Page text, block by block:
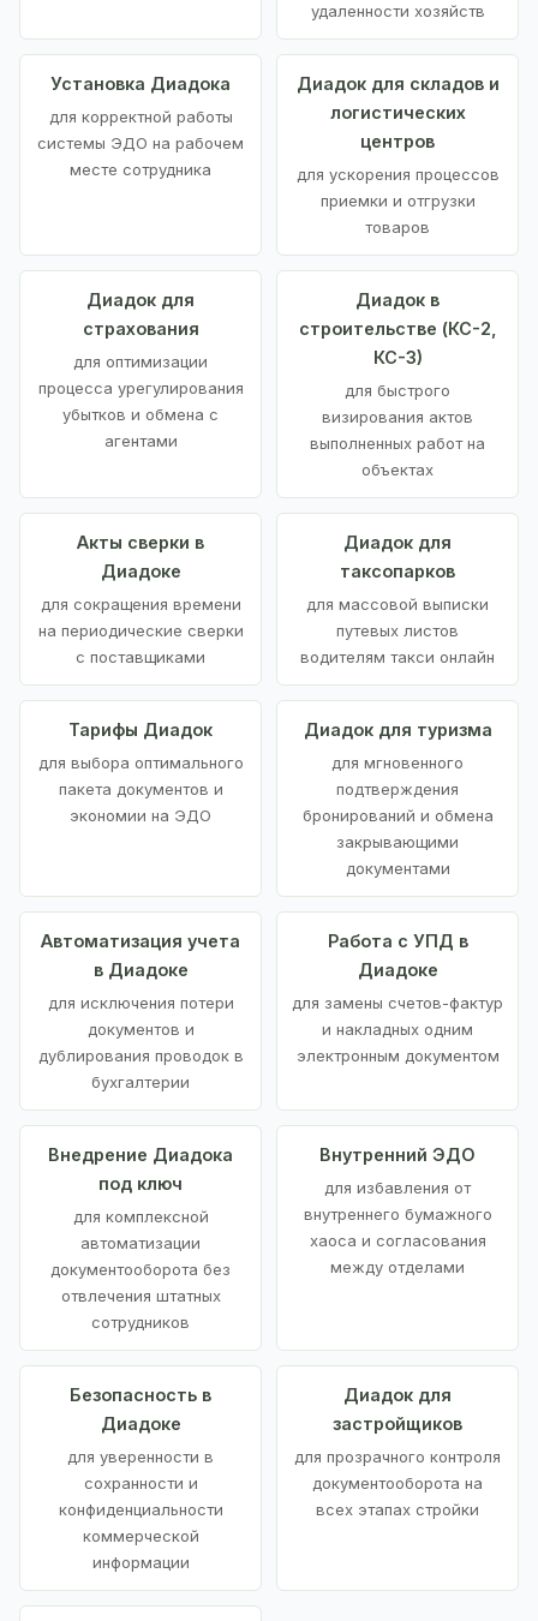
удаленности хозяйств
Установка Диадока
для корректной работы
системы ЭДО на рабочем
месте сотрудника
Диадок для складов и
логистических
центров
для ускорения процессов
приемки и отгрузки
товаров
Диадок для
страхования
для оптимизации
процесса урегулирования
убытков и обмена с
агентами
Диадок в
строительстве (КС-2,
КС-3)
для быстрого
визирования актов
выполненных работ на
объектах
Акты сверки в
Диадоке
для сокращения времени
на периодические сверки
с поставщиками
Диадок для
таксопарков
для массовой выписки
путевых листов
водителям такси онлайн
Тарифы Диадок
для выбора оптимального
пакета документов и
экономии на ЭДО
Диадок для туризма
для мгновенного
подтверждения
бронирований и обмена
закрывающими
документами
Автоматизация учета
в Диадоке
для исключения потери
документов и
дублирования проводок в
бухгалтерии
Работа с УПД в
Диадоке
для замены счетов-фактур
и накладных одним
электронным документом
Внедрение Диадока
под ключ
для комплексной
автоматизации
документооборота без
отвлечения штатных
сотрудников
Внутренний ЭДО
для избавления от
внутреннего бумажного
хаоса и согласования
между отделами
Безопасность в
Диадоке
для уверенности в
сохранности и
конфиденциальности
коммерческой
информации
Диадок для
застройщиков
для прозрачного контроля
документооборота на
всех этапах стройки